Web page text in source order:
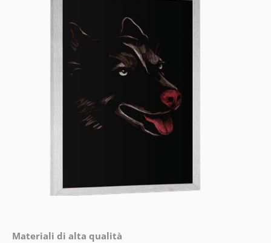
Materiali di alta qualità